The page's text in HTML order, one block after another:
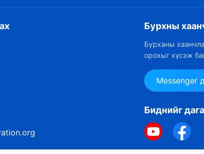
Бурхны
Бурханы
орохыг хүсэж
Messenger
Биднийг